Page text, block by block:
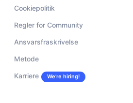
Cookiepolitik
Regler for Community
Ansvarsfraskrivelse
Metode
Karriere We’re hiring!